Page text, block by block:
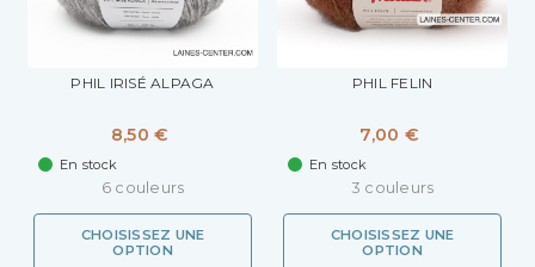
PHIL IRISÉ ALPAGA
8,50 €
En stock
6 couleurs
CHOISISSEZ UNE
OPTION
PHIL FELIN
7,00 €
En stock
3 couleurs
CHOISISSEZ UNE
OPTION